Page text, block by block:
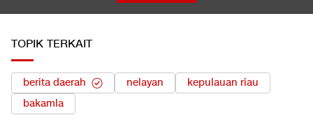
TOPIK TERKAIT
berita daerah nelayan
kepulauan riau
bakamla